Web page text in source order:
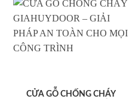
CỬA GỖ CHỐNG CHÁY